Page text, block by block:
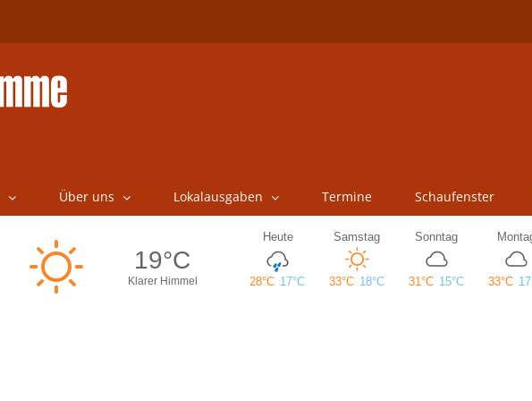
Über uns Lokalausgaben Termine Schaufenster